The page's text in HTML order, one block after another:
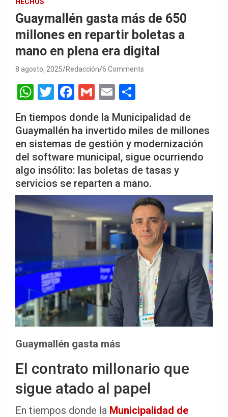
Guaymallén gasta más de 650
millones en repartir boletas a
mano en plena era digital
8 agosto, 2025 Redacción 6 Comments
W
h
at
s
A
p
p
T
tt
er
F
a
ce
b
o
o
k
G
m
ail
E
m
ail
h
ar
e
En tiempos donde la Municipalidad de
Guaymallén ha invertido miles de millones
en sistemas de gestión y modernización
del software municipal, sigue ocurriendo
algo insólito: las boletas de tasas y
servicios se reparten a mano.
Guaymallén gasta más
El contrato millonario que
sigue atado al papel
En tiempos donde la Municipalidad de